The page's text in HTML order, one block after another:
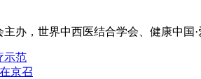
办，世界中西医结合学会、健康中国
示范
京召